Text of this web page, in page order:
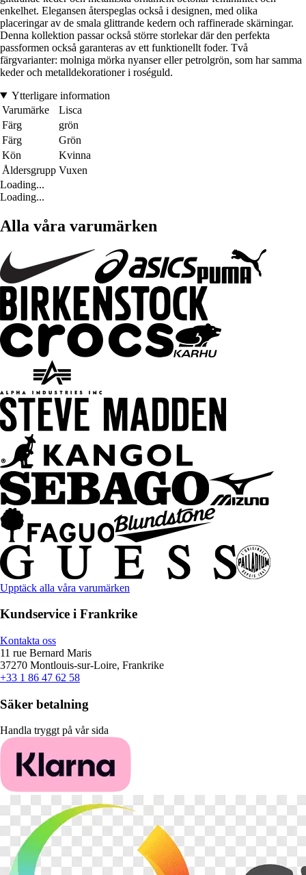
enkelhet. Elegansen återspeglas också i designen, med olika
placeringar av de smala glittrande kedern och raffinerade skärningar.
Denna kollektion passar också större storlekar där den perfekta
passformen också garanteras av ett funktionellt foder. Två
färgvarianter: molniga mörka nyanser eller petrolgrön, som har samma
keder och metalldekorationer i roséguld.
Ytterligare information
Varumärke
Lisca
Färg
grön
Färg
Grön
Kön
Kvinna
Åldersgrupp Vuxen
Loading...
Loading...
Alla våra varumärken
Upptäck alla våra varumärken
Kundservice i Frankrike
Kontakta oss
11 rue Bernard Maris
37270 Montlouis-sur-Loire, Frankrike
+33 1 86 47 62 58
Säker betalning
Handla tryggt på vår sida